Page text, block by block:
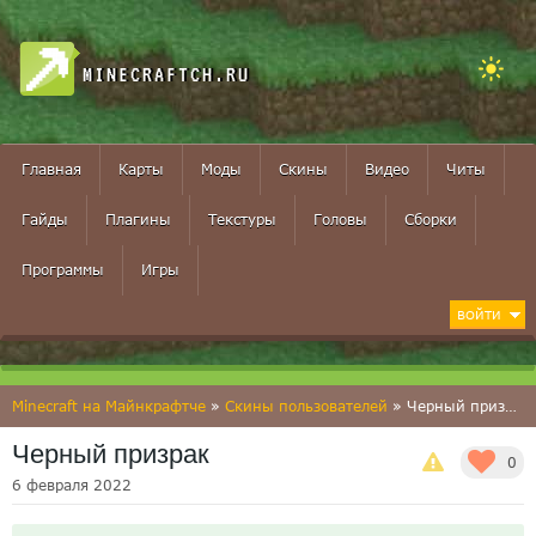
MINECRAFTCH.RU
Главная Карты Моды Скины Видео Читы
Гайды Плагины Текстуры Головы Сборки
Программы Игры
ВОЙТИ
Minecraft на Майнкрафтче » Скины пользователей » Черный призрак
0
Черный призрак
6 февраля 2022